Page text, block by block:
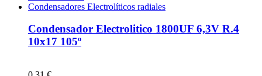
Condensadores Electrolíticos radiales
Condensador Electrolitico 1800UF 6,3V R.4
10x17 105º